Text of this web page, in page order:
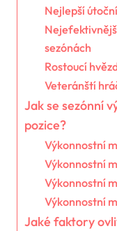
Nejlepší
sezónách
Rostoucí
Veteránští
Jak se sezónní
pozice?
Výkonnostní
Výkonnostní
Výkonnostní
Výkonnostní
Jaké faktory